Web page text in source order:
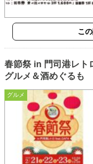
こ
グルメ
春節祭 in 門司港レト
グルメ＆酒めぐるも